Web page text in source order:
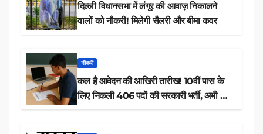
दिल्ली विधानसभा में लंगूर की आवाज़ निकालने
वालों को नौकरी! मिलेगी सैलरी और बीमा कवर
नौकरी
कल है आवेदन की आखिरी तारीख! 10वीं पास के
लिए निकली 406 पदों की सरकारी भर्ती, अभी करें